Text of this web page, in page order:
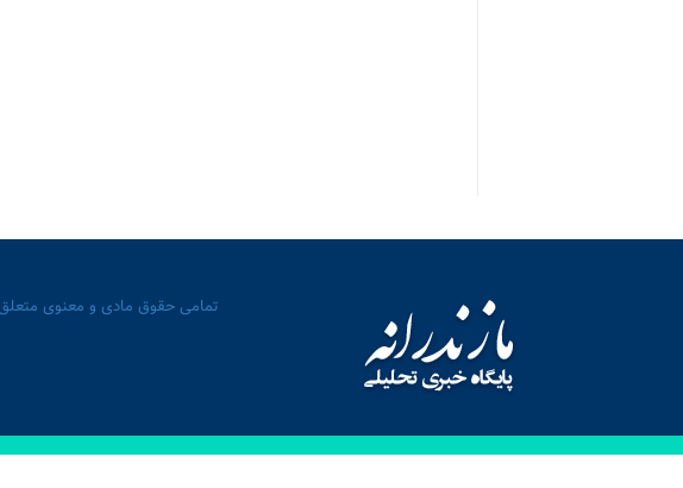
تمامی حقوق مادی و معنوی متعلق